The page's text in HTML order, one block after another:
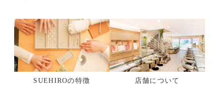
SUEHIROの特徴 店舗について